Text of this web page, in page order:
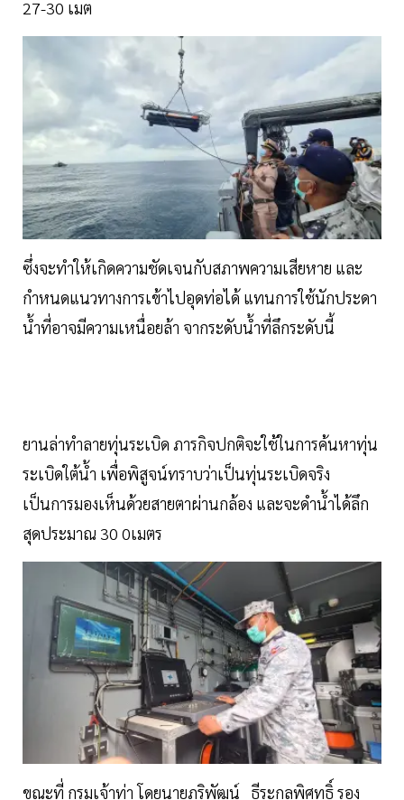
27-30 เมต
ซึ่งจะทำให้เกิดความชัดเจนกับสภาพความเสียหาย และ
กำหนดแนวทางการเข้าไปอุดท่อได้ แทนการใช้นักประดา
น้ำที่อาจมีความเหนื่อยล้า จากระดับน้ำที่ลึกระดับนี้
ยานล่าทำลายทุ่นระเบิด ภารกิจปกติจะใช้ในการค้นหาทุ่น
ระเบิดใต้น้ำ เพื่อพิสูจน์ทราบว่าเป็นทุ่นระเบิดจริง
เป็นการมองเห็นด้วยสายตาผ่านกล้อง และจะดำน้ำได้ลึก
สุดประมาณ 30 0เมตร
ขณะที่ กรมเจ้าท่า โดยนายภูริพัฒน์ ธีระกุลพิศุทธิ์ รอง